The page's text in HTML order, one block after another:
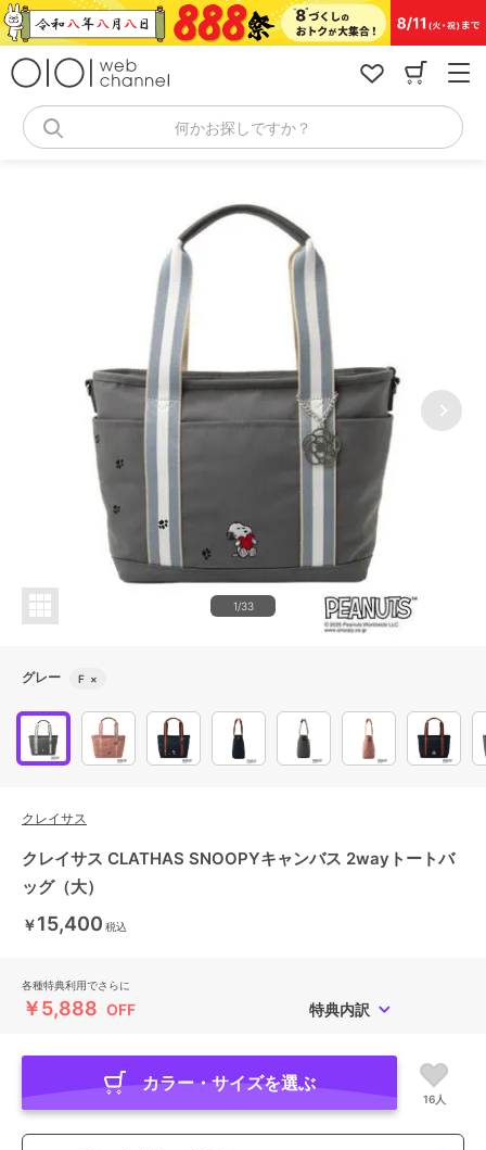
コ
ン
何かお探しですか？
1/33
グレー F ×
クレイサス
クレイサス CLATHAS SNOOPYキャンバス 2wayトートバ
ッグ（大）
￥15,400 税込
各種特典利用でさらに
￥5,888 OFF 特典内訳
カラー・サイズを選ぶ
16人